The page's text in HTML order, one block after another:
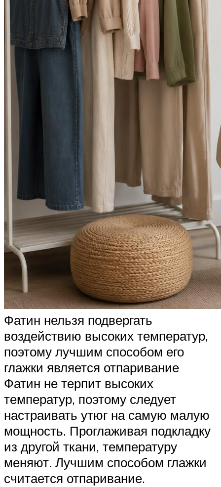
Фатин нельзя подвергать
воздействию высоких температур,
поэтому лучшим способом его
глажки является отпаривание
Фатин не терпит высоких
температур, поэтому следует
настраивать утюг на самую малую
мощность. Проглаживая подкладку
из другой ткани, температуру
меняют. Лучшим способом глажки
считается отпаривание.